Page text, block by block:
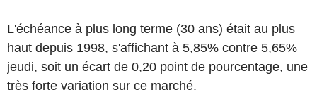
L'échéance à plus long terme (30 ans) était au plus
haut depuis 1998, s'affichant à 5,85% contre 5,65%
jeudi, soit un écart de 0,20 point de pourcentage, une
très forte variation sur ce marché.